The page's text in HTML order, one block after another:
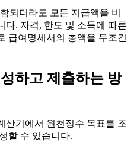
되더라도 모든 지급액을 비
다. 자격, 한도 및 소득에 따른
급여명세서의 총액을 무조건
하고 제출하는 방
산기에서 원천징수 목표를 조
할 수 있습니다.